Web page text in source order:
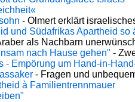
- Olmert erklärt
und Südafrikas Apartheid so
als Nachbarn
nach Hause gehen" -
- Empörung um Hand-in-
- Fragen und
à Familientrennmauer